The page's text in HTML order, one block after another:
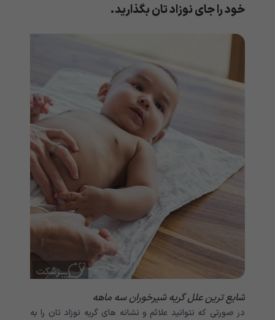
خود را جای نوزاد تان بگذارید.
شایع ترین علل گریه شیرخوران سه ماهه
در صورتی که نتوانید علائم و نشانه های گریه نوزاد تان را به